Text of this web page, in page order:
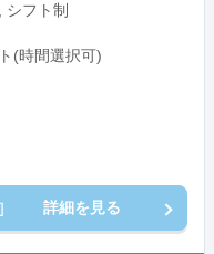
シフト制
(時間選択可)
詳細を見る